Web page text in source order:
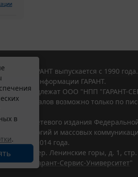
в
.
ГАРАНТ выпускается с 1990
правовой информации ГАРАНТ.
принадлежат ООО "НПП "ГАРАНТ-
материалов возможно только по
сетевого издания
технологий и массовых
18 июня 2014 года.
тер. Ленинские горы, д. 1, стр.
"НПП "
Гарант-Сервис-Университет"